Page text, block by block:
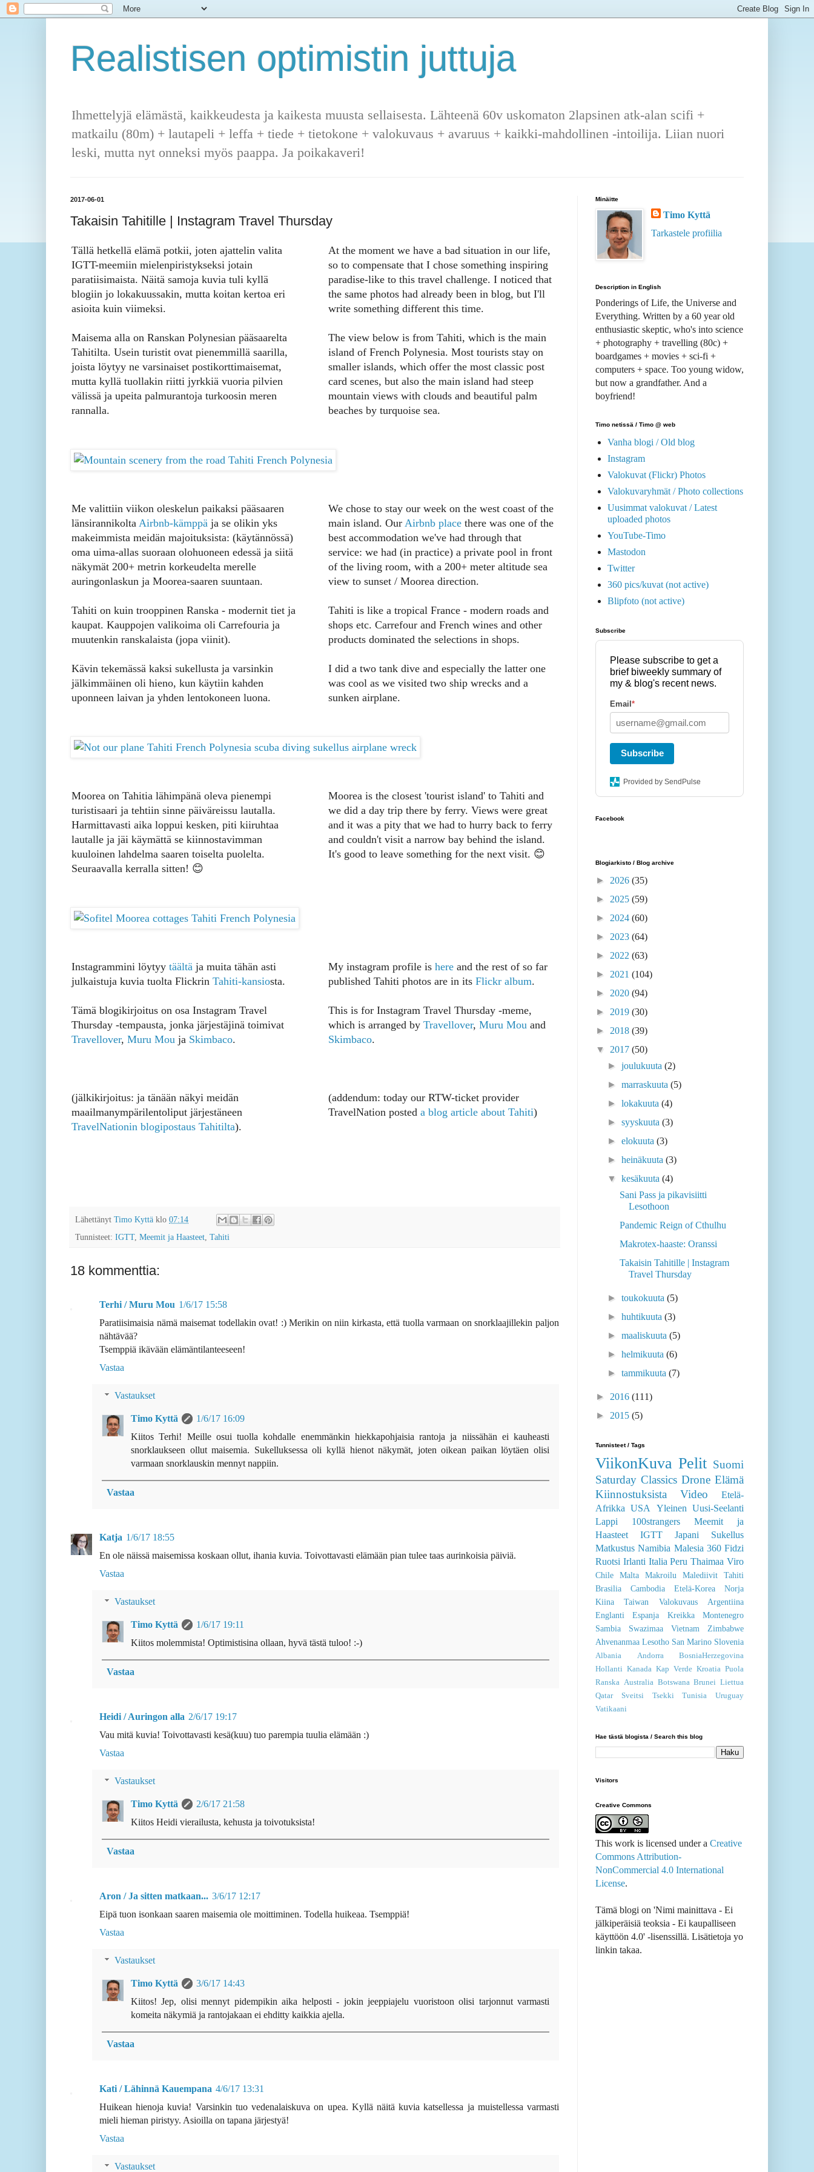
Realistisen optimistin juttuja
Ihmettelyjä elämästä, kaikkeudesta ja kaikesta muusta sellaisesta. Lähteenä 60v uskomaton 2lapsinen atk-alan scifi +
matkailu (80m) + lautapeli + leffa + tiede + tietokone + valokuvaus + avaruus + kaikki-mahdollinen -intoilija. Liian nuori
leski, mutta nyt onneksi myös paappa. Ja poikakaveri!
2017-06-01
Takaisin Tahitille | Instagram Travel Thursday
Tällä hetkellä elämä potkii, joten ajattelin valita
IGTT-meemiin mielenpiristykseksi jotain
paratiisimaista. Näitä samoja kuvia tuli kyllä
blogiin jo lokakuussakin, mutta koitan kertoa eri
asioita kuin viimeksi.
Maisema alla on Ranskan Polynesian pääsaarelta
Tahitilta. Usein turistit ovat pienemmillä saarilla,
joista löytyy ne varsinaiset postikorttimaisemat,
mutta kyllä tuollakin riitti jyrkkiä vuoria pilvien
välissä ja upeita palmurantoja turkoosin meren
rannalla.
At the moment we have a bad situation in our life,
so to compensate that I chose something inspiring
paradise-like to this travel challenge. I noticed that
the same photos had already been in blog, but I'll
write something different this time.
The view below is from Tahiti, which is the main
island of French Polynesia. Most tourists stay on
smaller islands, which offer the most classic post
card scenes, but also the main island had steep
mountain views with clouds and beautiful palm
beaches by turquoise sea.
Me valittiin viikon oleskelun paikaksi pääsaaren
länsirannikolta Airbnb-kämppä ja se olikin yks
makeimmista meidän majoituksista: (käytännössä)
oma uima-allas suoraan olohuoneen edessä ja siitä
näkymät 200+ metrin korkeudelta merelle
auringonlaskun ja Moorea-saaren suuntaan.
Tahiti on kuin trooppinen Ranska - modernit tiet ja
kaupat. Kauppojen valikoima oli Carrefouria ja
muutenkin ranskalaista (jopa viinit).
Kävin tekemässä kaksi sukellusta ja varsinkin
jälkimmäinen oli hieno, kun käytiin kahden
uponneen laivan ja yhden lentokoneen luona.
We chose to stay our week on the west coast of the
main island. Our Airbnb placethere was one of the
best accommodation we've had through that
service: we had (in practice) a private pool in front
of the living room, with a 200+ meter altitude sea
view to sunset / Moorea direction.
Tahiti is like a tropical France - modern roads and
shops etc. Carrefour and French wines and other
products dominated the selections in shops.
I did a two tank dive and especially the latter one
was cool as we visited two ship wrecks and a
sunken airplane.
Moorea on Tahitia lähimpänä oleva pienempi
turistisaari ja tehtiin sinne päiväreissu lautalla.
Harmittavasti aika loppui kesken, piti kiiruhtaa
lautalle ja jäi käymättä se kiinnostavimman
kuuloinen lahdelma saaren toiselta puolelta.
Seuraavalla kerralla sitten! 😊
Moorea is the closest 'tourist island' to Tahiti and
we did a day trip there by ferry. Views were great
and it was a pity that we had to hurry back to ferry
and couldn't visit a narrow bay behind the island.
It's good to leave something for the next visit. 😊
Instagrammini löytyy täältä ja muita tähän asti
julkaistuja kuvia tuolta Flickrin Tahiti-kansiosta.
Tämä blogikirjoitus on osa Instagram Travel
Thursday -tempausta, jonka järjestäjinä toimivat
Travellover, Muru Mou ja Skimbaco.
(jälkikirjoitus: ja tänään näkyi meidän
maailmanympärilentoliput järjestäneen
TravelNationin blogipostaus Tahitilta).
My instagram profile is hereand the rest of so far
published Tahiti photos are in its Flickr album.
This is for Instagram Travel Thursday -meme,
which is arranged by Travellover, Muru Mouand
Skimbaco.
(addendum: today our RTW-ticket provider
TravelNation posted a blog article about Tahiti)
Lähettänyt Timo Kyttä klo 07:14
Tunnisteet: IGTT, Meemit ja Haasteet, Tahiti
18 kommenttia:
Terhi / Muru Mou 1/6/17 15:58
Paratiisimaisia nämä maisemat todellakin ovat! :) Merikin on niin kirkasta, että tuolla varmaan on snorklaajillekin paljon
nähtävää?
Tsemppiä ikävään elämäntilanteeseen!
Vastaa
Vastaukset
Timo Kyttä
1/6/17 16:09
Kiitos Terhi! Meille osui tuolla kohdalle enemmänkin hiekkapohjaisia rantoja ja niissähän ei kauheasti
snorklaukseen ollut maisemia. Sukelluksessa oli kyllä hienot näkymät, joten oikean paikan löytäen olisi
varmaan snorklauskin mennyt nappiin.
Vastaa
Katja 1/6/17 18:55
En ole näissä maisemissa koskaan ollut, ihania kuvia. Toivottavasti elämään pian tulee taas aurinkoisia päiviä.
Vastaa
Vastaukset
Timo Kyttä
1/6/17 19:11
Kiitos molemmista! Optimistisina ollaan, hyvä tästä tuloo! :-)
Vastaa
Heidi / Auringon alla 2/6/17 19:17
Vau mitä kuvia! Toivottavasti kesä(kuu) tuo parempia tuulia elämään :)
Vastaa
Vastaukset
Timo Kyttä
2/6/17 21:58
Kiitos Heidi vierailusta, kehusta ja toivotuksista!
Vastaa
Aron / Ja sitten matkaan... 3/6/17 12:17
Eipä tuon isonkaan saaren maisemia ole moittiminen. Todella huikeaa. Tsemppiä!
Vastaa
Vastaukset
Timo Kyttä
3/6/17 14:43
Kiitos! Jep, olisi mennyt pidempikin aika helposti - jokin jeeppiajelu vuoristoon olisi tarjonnut varmasti
komeita näkymiä ja rantojakaan ei ehditty kaikkia ajella.
Vastaa
Kati / Lähinnä Kauempana 4/6/17 13:31
Huikean hienoja kuvia! Varsinkin tuo vedenalaiskuva on upea. Kyllä näitä kuvia katsellessa ja muistellessa varmasti
mieli hieman piristyy. Asioilla on tapana järjestyä!
Vastaa
Vastaukset
Minäitte
Timo Kyttä
Tarkastele profiilia
Description in English
Ponderings of Life, the Universe and
Everything. Written by a 60 year old
enthusiastic skeptic, who's into science
+ photography + travelling (80c) +
boardgames + movies + sci-fi +
computers + space. Too young widow,
but now a grandfather. And a
boyfriend!
Timo netissä / Timo @ web
Vanha blogi / Old blog
Instagram
Valokuvat (Flickr) Photos
Valokuvaryhmät / Photo collections
Uusimmat valokuvat / Latest
uploaded photos
YouTube-Timo
Mastodon
Twitter
360 pics/kuvat (not active)
Blipfoto (not active)
Subscribe
Please subscribe to get a
brief biweekly summary of
my & blog's recent news.
Email *
Subscribe
Provided by SendPulse
Facebook
Blogiarkisto / Blog archive
► 2026 (35)
► 2025 (59)
► 2024 (60)
► 2023 (64)
► 2022 (63)
► 2021 (104)
► 2020 (94)
► 2019 (30)
► 2018 (39)
▼ 2017 (50)
►joulukuuta(2)
►marraskuuta(5)
►lokakuuta(4)
►syyskuuta(3)
►elokuuta(3)
►heinäkuuta(3)
▼kesäkuuta(4)
Sani Pass ja pikavisiitti
Lesothoon
Pandemic Reign of Cthulhu
Makrotex-haaste: Oranssi
Takaisin Tahitille | Instagram
Travel Thursday
►toukokuuta(5)
►huhtikuuta(3)
►maaliskuuta(5)
►helmikuuta(6)
►tammikuuta(7)
► 2016 (111)
► 2015 (5)
Tunnisteet / Tags
ViikonKuva Pelit Suomi
Saturday Classics Drone Elämä
Kiinnostuksista
Video
Etelä-
Afrikka
USA Yleinen Uusi-Seelanti
Lappi
100strangers
Meemit ja
Haasteet
IGTT Japani
Sukellus
Matkustus Namibia Malesia 360 Fidzi
Ruotsi Irlanti Italia Peru Thaimaa Viro
Chile Malta Makroilu Malediivit
Tahiti
Brasilia
Cambodia Etelä-Korea
Norja
Kiina
Taiwan Valokuvaus
Argentiina
Englanti
Espanja Kreikka
Montenegro
Sambia
Swazimaa Vietnam
Zimbabwe
Ahvenanmaa Lesotho San Marino Slovenia
Albania Andorra
BosniaHerzegovina
Hollanti Kanada Kap Verde Kroatia Puola
Ranska Australia Botswana Brunei Liettua
Qatar
Sveitsi Tsekki Tunisia
Uruguay
Vatikaani
Hae tästä blogista / Search this blog
Visitors
Creative Commons
This work is licensed under a Creative
Commons Attribution-
NonCommercial 4.0 International
License.
Tämä blogi on 'Nimi mainittava - Ei
jälkiperäisiä teoksia - Ei kaupalliseen
käyttöön 4.0' -lisenssillä. Lisätietoja yo
linkin takaa.